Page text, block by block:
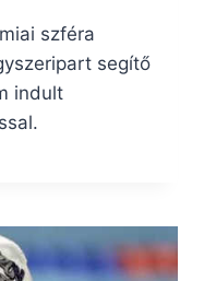
szféra
segítő
indult